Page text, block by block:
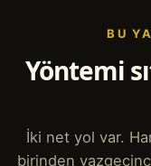
BU
Yöntemi
İki net yol var.
birinden